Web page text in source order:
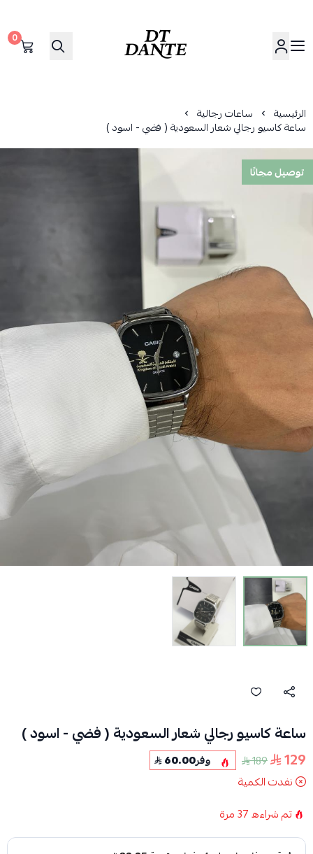
دانتي | DANTE
0
الرئيسية ساعات رجالية
ساعة كاسيو رجالي شعار السعودية ( فضي - اسود )
توصيل مجانًا
ساعة كاسيو رجالي شعار السعودية ( فضي - اسود )
129
189 وفر60.00
نفدت الكمية
تم شراءه37مرة